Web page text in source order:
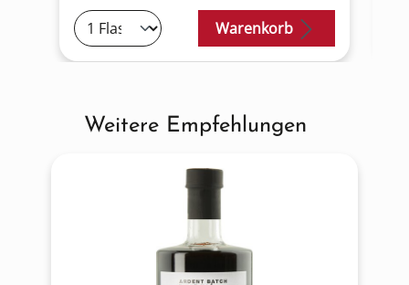
Warenkorb
Produktgalerie überspringen
Weitere Empfehlungen